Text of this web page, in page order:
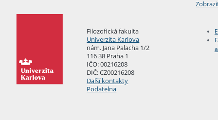
Filozofická fakulta
Univerzita Karlova
nám. Jana Palacha 1/2
116 38 Praha 1
IČO: 00216208
DIČ: CZ00216208
Další kontakty
Podatelna